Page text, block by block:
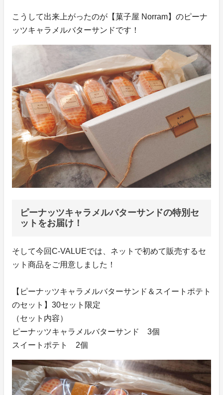
こうして出来上がったのが【菓子屋 Norram】のピーナ
ッツキャラメルバターサンドです！
ピーナッツキャラメルバターサンドの特別セ
ットをお届け！
そして今回C-VALUEでは、ネットで初めて販売するセ
ット商品をご用意しました！
【ピーナッツキャラメルバターサンド＆スイートポテト
のセット】30セット限定
（セット内容）
ピーナッツキャラメルバターサンド 3個
スイートポテト 2個